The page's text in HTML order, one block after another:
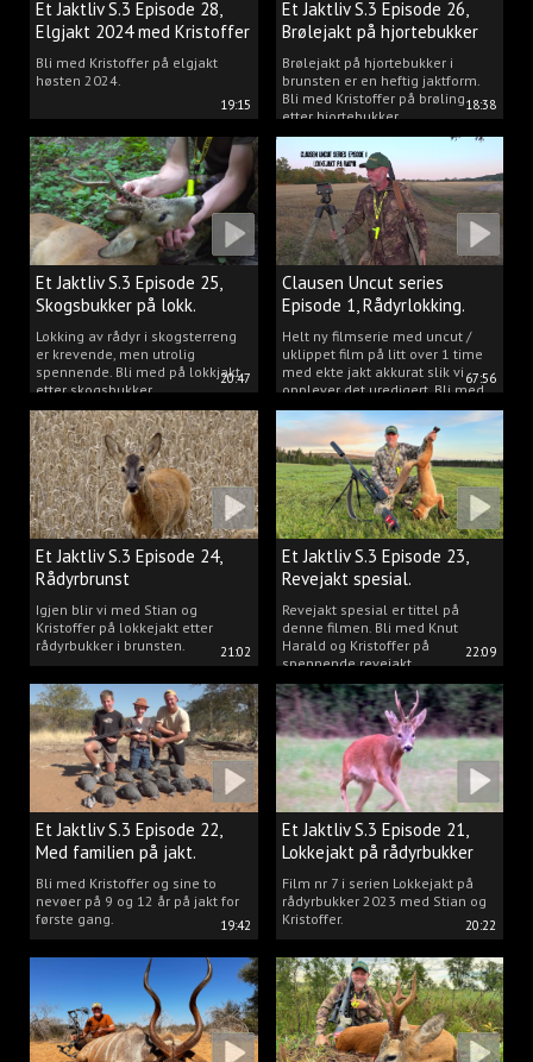
19:15
Et Jaktliv S.3 Episode 28,
Elgjakt 2024 med Kristoffer
Clausen
Bli med Kristoffer på elgjakt
høsten 2024.
18:38
Et Jaktliv S.3 Episode 26,
Brølejakt på hjortebukker
med Kristoffer Clausen
Brølejakt på hjortebukker i
brunsten er en heftig jaktform.
Bli med Kristoffer på brøling
etter hjortebukker.
20:47
Et Jaktliv S.3 Episode 25,
Skogsbukker på lokk.
Lokking av rådyr i skogsterreng
er krevende, men utrolig
spennende. Bli med på lokkjakt
etter skogsbukker.
67:56
Clausen Uncut series
Episode 1, Rådyrlokking.
Helt ny filmserie med uncut /
uklippet film på litt over 1 time
med ekte jakt akkurat slik vi
opplever det uredigert. Bli med
Kristoffer og opplev akkurat det
vi gjør når vi er ute og lokker
rådyr.
21:02
Et Jaktliv S.3 Episode 24,
Rådyrbrunst
Igjen blir vi med Stian og
Kristoffer på lokkejakt etter
rådyrbukker i brunsten.
22:09
Et Jaktliv S.3 Episode 23,
Revejakt spesial.
Revejakt spesial er tittel på
denne filmen. Bli med Knut
Harald og Kristoffer på
spennende revejakt.
19:42
Et Jaktliv S.3 Episode 22,
Med familien på jakt.
Bli med Kristoffer og sine to
nevøer på 9 og 12 år på jakt for
første gang.
20:22
Et Jaktliv S.3 Episode 21,
Lokkejakt på rådyrbukker
med Stian og Kristoffer
Film nr 7 i serien Lokkejakt på
rådyrbukker 2023 med Stian og
Kristoffer.